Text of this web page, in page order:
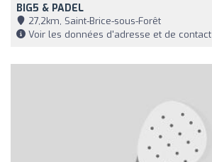
BIG5 & PADEL
27,2km, Saint-Brice-sous-Forêt
Voir les données d'adresse et de contact